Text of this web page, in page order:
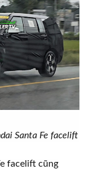
Santa Fe facelift
facelift cũng